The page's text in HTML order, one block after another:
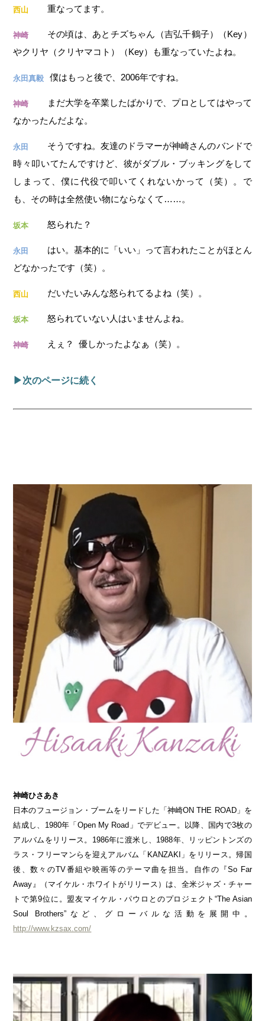
西山 重なってます。
神崎
その頃は、あとチズちゃん（吉弘千鶴子）（Key）
やクリヤ（クリヤマコト）（Key）も重なっていたよね。
永田真毅 僕はもっと後で、2006年ですね。
神崎
まだ大学を卒業したばかりで、プロとしてはやって
なかったんだよな。
永田
そうですね。友達のドラマーが神崎さんのバンドで
時々叩いてたんですけど、彼がダブル・ブッキングをして
しまって、僕に代役で叩いてくれないかって（笑）。で
も、その時は全然使い物にならなくて……。
坂本 怒られた？
永田
はい。基本的に「いい」って言われたことがほとん
どなかったです（笑）。
西山 だいたいみんな怒られてるよね（笑）。
坂本 怒られていない人はいませんよね。
神崎 えぇ？ 優しかったよなぁ（笑）。
▶︎次のページに続く
神崎ひさあき
日本のフュージョン・ブームをリードした「神崎ON THE ROAD」を
結成し、1980年「Open My Road」でデビュー。以降、国内で3枚の
アルバムをリリース。1986年に渡米し、1988年、リッピントンズの
ラス・フリーマンらを迎えアルバム「KANZAKI」をリリース。帰国
後、数々のTV番組や映画等のテーマ曲を担当。自作の『So Far
Away』（マイケル・ホワイトがリリース）は、全米ジャズ・チャー
トで第9位に。盟友マイケル・パウロとのプロジェクト“The Asian
Soul Brothers”など、グローバルな活動を展開中。
http://www.kzsax.com/